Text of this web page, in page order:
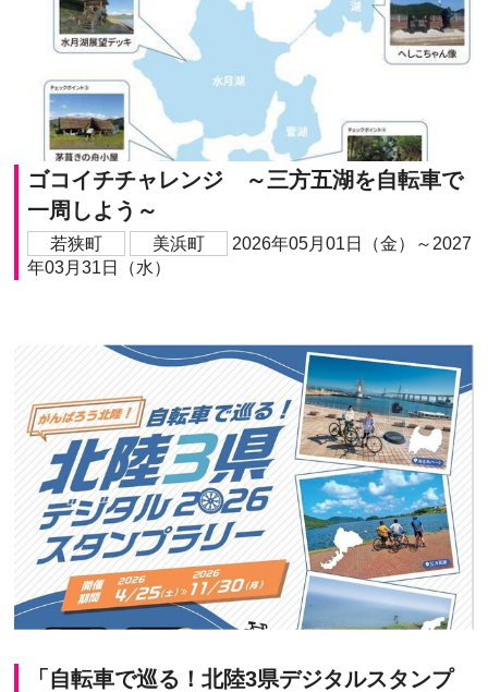
ゴコイチチャレンジ ～三方五湖を自転車で
一周しよう～
若狭町 美浜町
2026年05月01日（金）～2027
年03月31日（水）
「自転車で巡る！北陸3県デジタルスタンプ